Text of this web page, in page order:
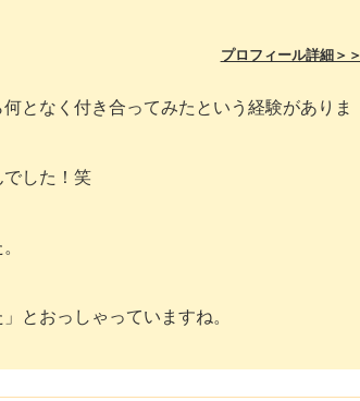
プロフィール詳細＞＞
となく付き合ってみたという経験がありま
した！笑
とおっしゃっていますね。